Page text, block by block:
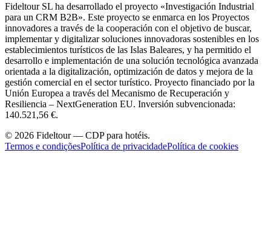
Fideltour SL ha desarrollado el proyecto «Investigación Industrial
para un CRM B2B». Este proyecto se enmarca en los Proyectos
innovadores a través de la cooperación con el objetivo de buscar,
implementar y digitalizar soluciones innovadoras sostenibles en los
establecimientos turísticos de las Islas Baleares, y ha permitido el
desarrollo e implementación de una solución tecnológica avanzada
orientada a la digitalización, optimización de datos y mejora de la
gestión comercial en el sector turístico. Proyecto financiado por la
Unión Europea a través del Mecanismo de Recuperación y
Resiliencia – NextGeneration EU. Inversión subvencionada:
140.521,56 €.
© 2026 Fideltour — CDP para hotéis.
Termos e condiçõesPolítica de privacidadePolítica de cookies